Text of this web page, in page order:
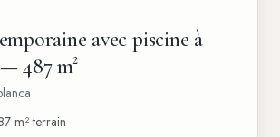
avec piscine à
487 m²
m² terrain